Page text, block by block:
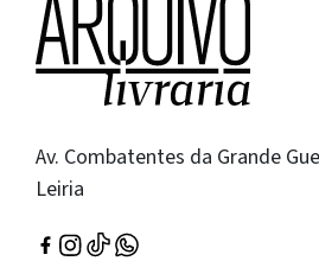
Av. Combatentes da Grande
Leiria